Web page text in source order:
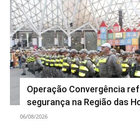
Operação Convergência
segurança na Região das
06/08/2026